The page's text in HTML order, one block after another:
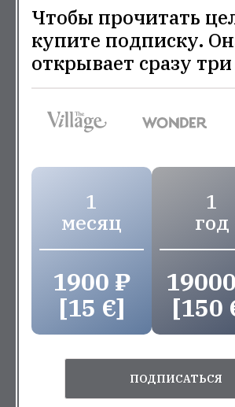
Чтобы прочитать
купите подписку.
открывает сразу
1
месяц
1900 ₽
[15 €]
1
год
[150
ПОДПИСАТЬСЯ